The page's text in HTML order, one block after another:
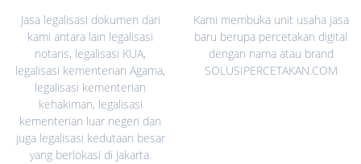
Jasa legalisasi dokumen dari
kami antara lain legalisasi
notaris, legalisasi KUA,
legalisasi kementerian Agama,
legalisasi kementerian
kehakiman, legalisasi
kementerian luar negeri dan
juga legalisasi kedutaan besar
yang berlokasi di Jakarta.
Kami membuka unit usaha jasa
baru berupa percetakan digital
dengan nama atau brand
SOLUSIPERCETAKAN.COM